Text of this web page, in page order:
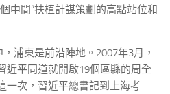
中間”扶植計謀策劃的高點站位和
浦東是前沿陣地。2007年3月，
近平同道就開啟19個區縣的周全
一次，習近平總書記到上海考